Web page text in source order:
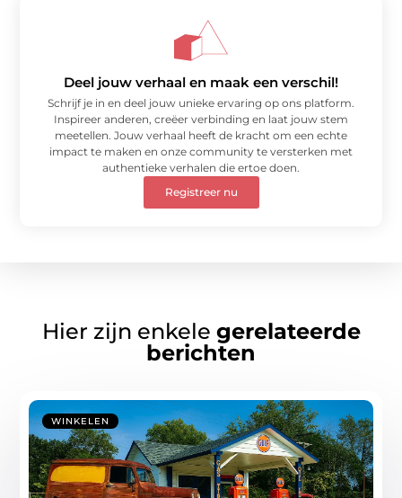
Deel jouw verhaal en maak een verschil!
Schrijf je in en deel jouw unieke ervaring op ons platform.
Inspireer anderen, creëer verbinding en laat jouw stem
meetellen. Jouw verhaal heeft de kracht om een echte
impact te maken en onze community te versterken met
authentieke verhalen die ertoe doen.
Registreer nu
Hier zijn enkele gerelateerde
berichten
WINKELEN